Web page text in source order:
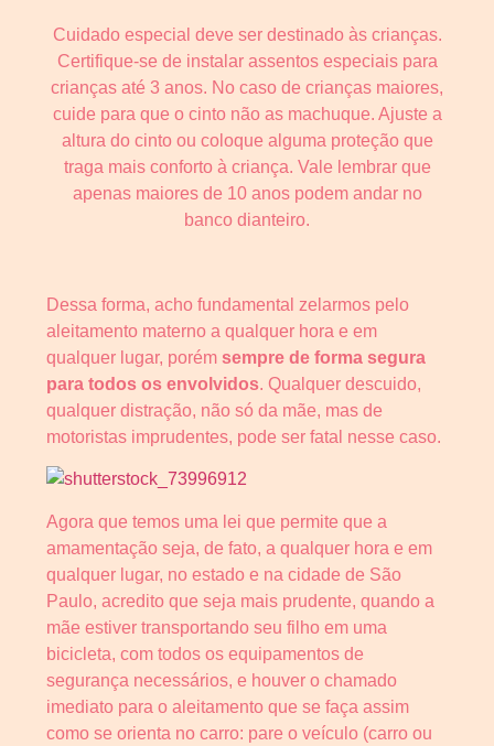
Cuidado especial deve ser destinado às crianças.
Certifique-se de instalar assentos especiais para
crianças até 3 anos. No caso de crianças maiores,
cuide para que o cinto não as machuque. Ajuste a
altura do cinto ou coloque alguma proteção que
traga mais conforto à criança. Vale lembrar que
apenas maiores de 10 anos podem andar no
banco dianteiro.
Dessa forma, acho fundamental zelarmos pelo
aleitamento materno a qualquer hora e em
qualquer lugar, porém sempre de forma segura
para todos os envolvidos. Qualquer descuido,
qualquer distração, não só da mãe, mas de
motoristas imprudentes, pode ser fatal nesse caso.
Agora que temos uma lei que permite que a
amamentação seja, de fato, a qualquer hora e em
qualquer lugar, no estado e na cidade de São
Paulo, acredito que seja mais prudente, quando a
mãe estiver transportando seu filho em uma
bicicleta, com todos os equipamentos de
segurança necessários, e houver o chamado
imediato para o aleitamento que se faça assim
como se orienta no carro: pare o veículo (carro ou